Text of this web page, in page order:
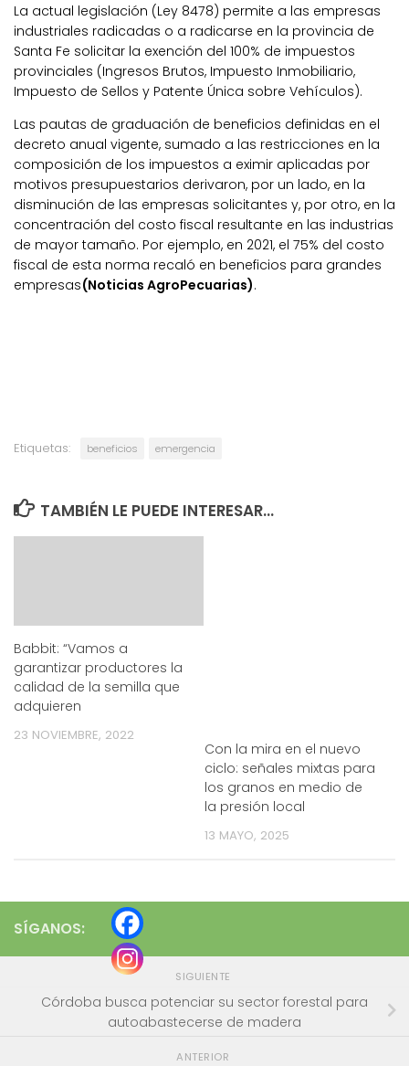
La actual legislación (Ley 8478) permite a las empresas
industriales radicadas o a radicarse en la provincia de
Santa Fe solicitar la exención del 100% de impuestos
provinciales (Ingresos Brutos, Impuesto Inmobiliario,
Impuesto de Sellos y Patente Única sobre Vehículos).
Las pautas de graduación de beneficios definidas en el
decreto anual vigente, sumado a las restricciones en la
composición de los impuestos a eximir aplicadas por
motivos presupuestarios derivaron, por un lado, en la
disminución de las empresas solicitantes y, por otro, en la
concentración del costo fiscal resultante en las industrias
de mayor tamaño. Por ejemplo, en 2021, el 75% del costo
fiscal de esta norma recaló en beneficios para grandes
empresas(Noticias AgroPecuarias).
Etiquetas: beneficios emergencia
TAMBIÉN LE PUEDE INTERESAR...
Babbit: “Vamos a
garantizar productores la
calidad de la semilla que
adquieren
23 NOVIEMBRE, 2022
Con la mira en el nuevo
ciclo: señales mixtas para
los granos en medio de
la presión local
13 MAYO, 2025
SÍGANOS:
SIGUIENTE
Córdoba busca potenciar su sector forestal para
autoabastecerse de madera
ANTERIOR